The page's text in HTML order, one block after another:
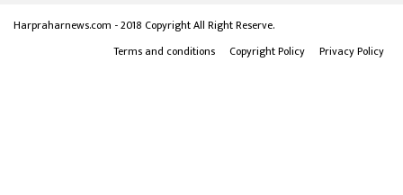
Harpraharnews.com - 2018 Copyright All Right Reserve.
Terms and conditions
Copyright Policy Privacy Policy